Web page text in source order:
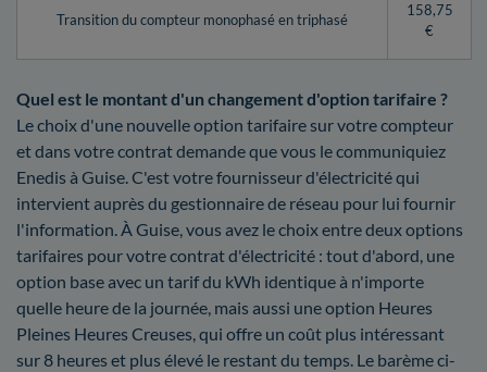
Transition du compteur monophasé en triphasé
158,75
€
Quel est le montant d'un changement d'option tarifaire ?
Le choix d'une nouvelle option tarifaire sur votre compteur
et dans votre contrat demande que vous le communiquiez
Enedis à Guise. C'est votre fournisseur d'électricité qui
intervient auprès du gestionnaire de réseau pour lui fournir
l'information. À Guise, vous avez le choix entre deux options
tarifaires pour votre contrat d'électricité : tout d'abord, une
option base avec un tarif du kWh identique à n'importe
quelle heure de la journée, mais aussi une option Heures
Pleines Heures Creuses, qui offre un coût plus intéressant
sur 8 heures et plus élevé le restant du temps. Le barème ci-